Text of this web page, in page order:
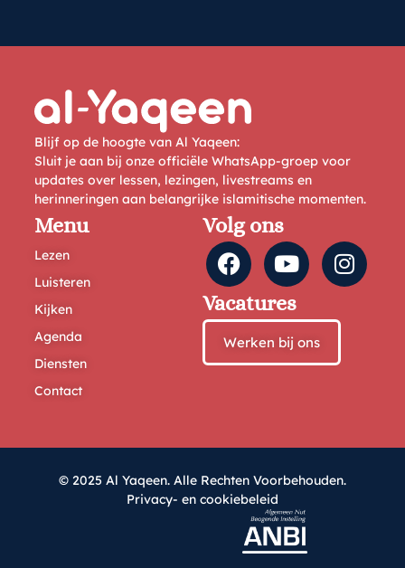
Blijf op de hoogte van Al Yaqeen:
Sluit je aan bij onze officiële WhatsApp-groep voor
updates over lessen, lezingen, livestreams en
herinneringen aan belangrijke islamitische momenten.
Menu
Lezen
Luisteren
Kijken
Agenda
Diensten
Contact
Volg ons
Vacatures
Werken bij ons
© 2025 Al Yaqeen. Alle Rechten Voorbehouden.
Privacy- en cookiebeleid